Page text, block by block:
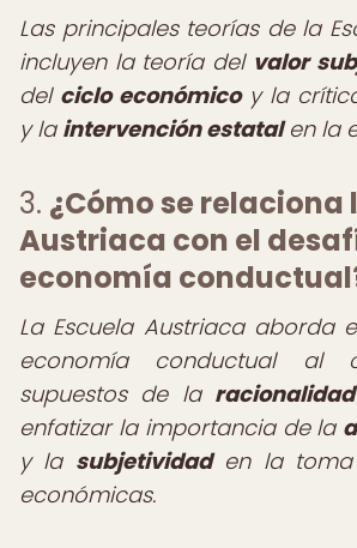
Las principales teorías de la
incluyen la teoría del valor
del ciclo económicoy la
y la intervención estatalen la
3. ¿Cómo se relaciona
Austriaca con el
economía conductual
La Escuela Austriaca aborda
economía conductual al
supuestos de la racionalidad
enfatizar la importancia de la
y la subjetividaden la toma
económicas.